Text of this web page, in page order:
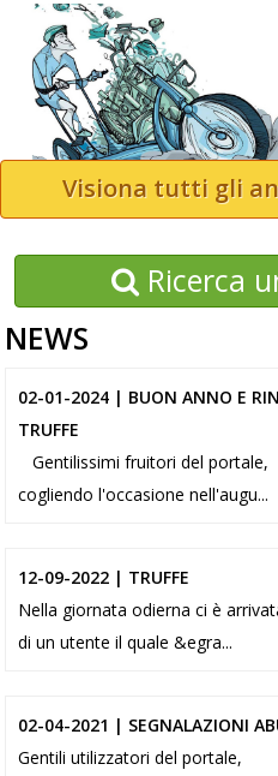
Visiona tutti gli
Ricerca
NEWS
02-01-2024 | BUON ANNO E
TRUFFE
Gentilissimi fruitori del portale,
cogliendo l'occasione nell'augu...
12-09-2022 | TRUFFE
Nella giornata odierna ci è
di un utente il quale &egra...
02-04-2021 | SEGNALAZIONI
Gentili utilizzatori del portale,